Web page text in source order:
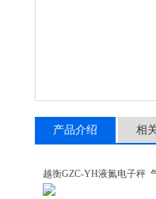
产品介绍 相
越衡GZC-YH液氮电子秤